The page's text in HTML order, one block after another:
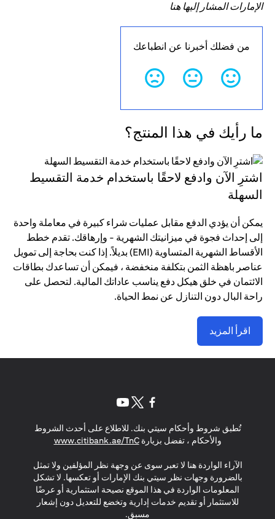
الإمارات المشار إليها هنا
من فضلك أخبرنا عن انطباعك
ما رأيك في هذا المنتج؟
اشترِ الآن وادفع لاحقًا باستخدام خدمة التقسيط
السهلة
يمكن أن يؤدي الدفع مقابل عمليات شراء كبيرة في معاملة واحدة
إلى إحداث فجوة في ميزانيتك الشهرية - وإرهاقك. تقدم خطط
الأقساط الشهرية المتساوية (EMI) بديلاً. إذا كنت بحاجة إلى تمويل
عناصر باهظة الثمن بتكلفة منخفضة ، فيمكن أن تساعدك بطاقات
الائتمان في خلق هيكل دفع يناسب عاداتك المالية. لتحصل على
راحة البال دون التنازل عن نمط الحياة.
اقرأ المزيد
تُطبق شروط وأحكام سيتي بنك. للاطلاع على أحدث الشروط
والأحكام ، تفضل بزيارةwww.citibank.ae/TnC
(opens in a new tab)
الآراء الواردة هنا لا تعبر سوى عن وجهة نظر المؤلفين ولا تمثل
بالضرورة وجهات نظر سيتي بنك الإمارات أو تعكسها. لا تشكل
المعلومات الواردة في هذا الموقع نصيحة استثمارية أو عرضًا
للاستثمار أو تقديم خدمات إدارية وتخضع للتعديل دون إشعار
مسبق.